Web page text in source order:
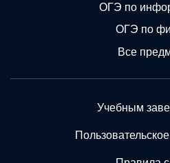
ОГЭ по
ОГЭ по
Все
Учебным